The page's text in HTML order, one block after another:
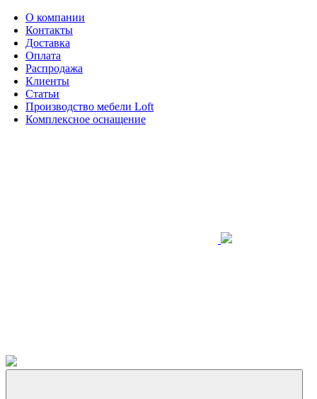
О компании
Контакты
Доставка
Оплата
Распродажа
Клиенты
Статьи
Производство мебели Loft
Комплексное оснащение